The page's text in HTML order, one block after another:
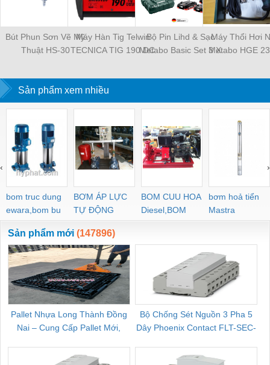
Bút Phun Sơn Vẽ Mỹ
Thuật HS-30
Máy Hàn Tig Telwin
TECNICA TIG 190 DC
Bộ Pin Lihd & Sạc
Metabo Basic Set 3 X
Máy Thổi Hơi
Metabo HGE
Sản phẩm xem nhiều
bom truc dung
ewara,bom bu
ewara
BƠM ÁP LỰC
TỰ ĐỘNG
BOM CUU HOA
Diesel,BOM
CHUA CHAY
bơm hoả tiển
Mastra
‹ ›
Sản phẩm mới (147896)
Pallet Nhựa Long Thành Đồng
Nai – Cung Cấp Pallet Mới,
Bộ Chống Sét Nguồn 3 Pha 5
Dây Phoenix Contact FLT-SEC-